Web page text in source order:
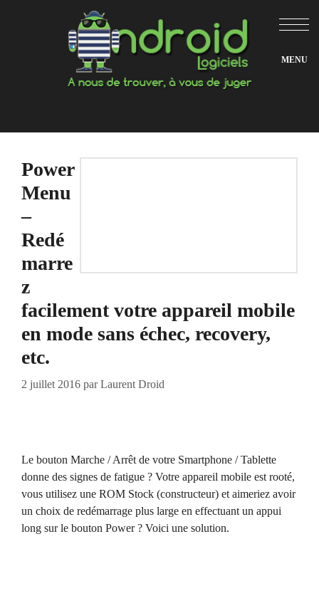
Power
Menu
–
Redé
marre
z
facilement votre appareil mobile
en mode sans échec, recovery,
etc.
2 juillet 2016 parLaurent Droid
Le bouton Marche / Arrêt de votre Smartphone / Tablette
donne des signes de fatigue ? Votre appareil mobile est rooté,
vous utilisez une ROM Stock (constructeur) et aimeriez avoir
un choix de redémarrage plus large en effectuant un appui
long sur le bouton Power ? Voici une solution.